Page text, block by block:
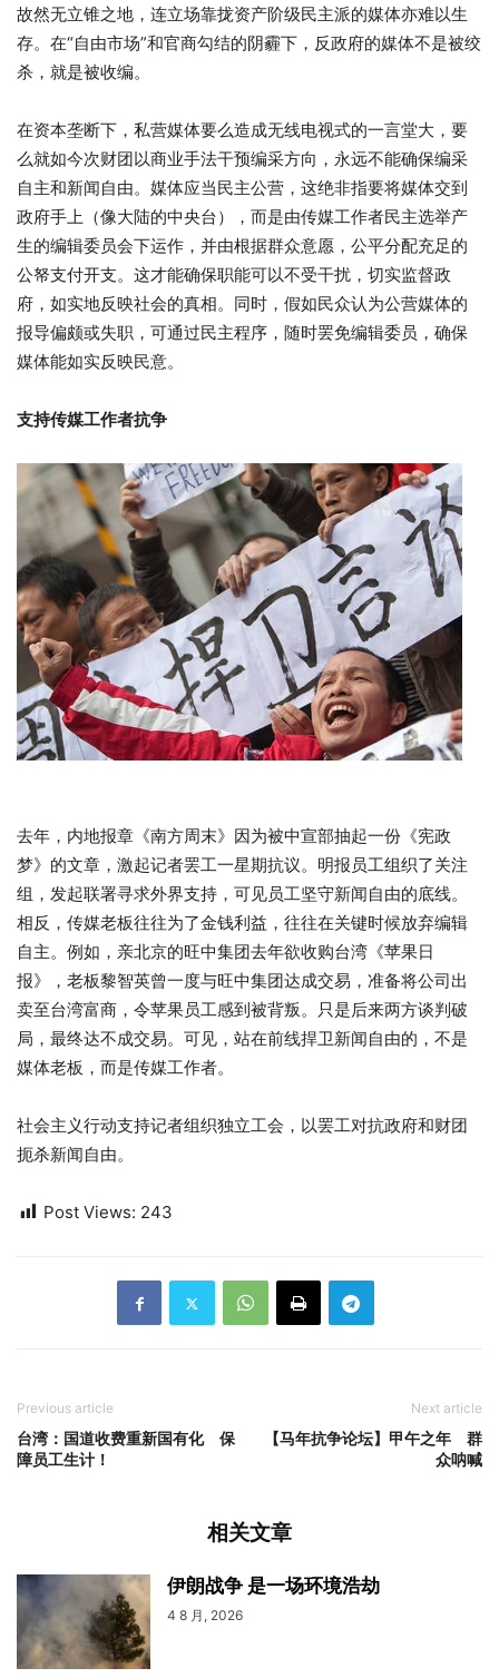
故然无立锥之地，连立场靠拢资产阶级民主派的媒体亦难以生
存。在“自由市场”和官商勾结的阴霾下，反政府的媒体不是被绞
杀，就是被收编。
在资本垄断下，私营媒体要么造成无线电视式的一言堂大，要
么就如今次财团以商业手法干预编采方向，永远不能确保编采
自主和新闻自由。媒体应当民主公营，这绝非指要将媒体交到
政府手上（像大陆的中央台），而是由传媒工作者民主选举产
生的编辑委员会下运作，并由根据群众意愿，公平分配充足的
公帑支付开支。这才能确保职能可以不受干扰，切实监督政
府，如实地反映社会的真相。同时，假如民众认为公营媒体的
报导偏颇或失职，可通过民主程序，随时罢免编辑委员，确保
媒体能如实反映民意。
支持传媒工作者抗争
去年，内地报章《南方周末》因为被中宣部抽起一份《宪政
梦》的文章，激起记者罢工一星期抗议。明报员工组织了关注
组，发起联署寻求外界支持，可见员工坚守新闻自由的底线。
相反，传媒老板往往为了金钱利益，往往在关键时候放弃编辑
自主。例如，亲北京的旺中集团去年欲收购台湾《苹果日
报》，老板黎智英曾一度与旺中集团达成交易，准备将公司出
卖至台湾富商，令苹果员工感到被背叛。只是后来两方谈判破
局，最终达不成交易。可见，站在前线捍卫新闻自由的，不是
媒体老板，而是传媒工作者。
社会主义行动支持记者组织独立工会，以罢工对抗政府和财团
扼杀新闻自由。
Post Views: 243
Previous article
台湾：国道收费重新国有化 保
障员工生计！
Next article
【马年抗争论坛】甲午之年 群
众呐喊
相关文章
伊朗战争 是一场环境浩劫
4 8 月, 2026